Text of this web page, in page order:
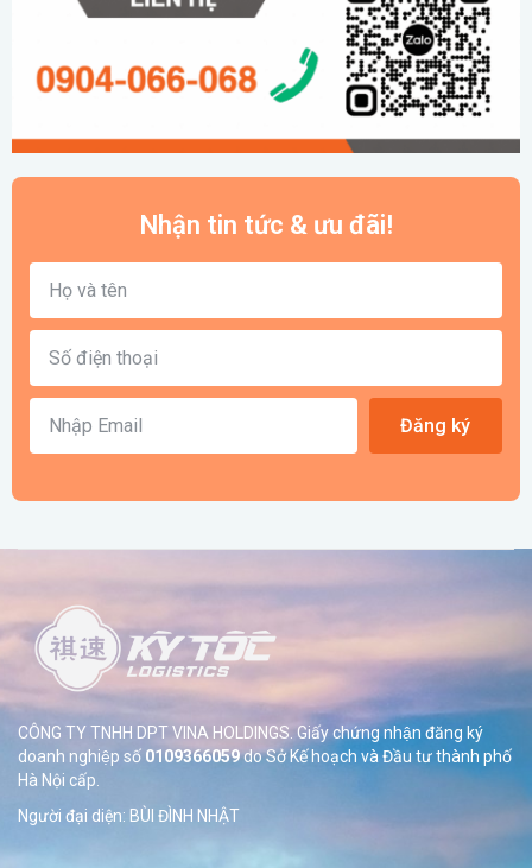
Nhận tin tức & ưu đãi!
Đăng ký
CÔNG TY TNHH DPT VINA HOLDINGS. Giấy chứng nhận đăng ký
doanh nghiệp số 0109366059do SởKế hoạch và Đầu tư thành phố
Hà Nội cấp.
Người đại diện: BÙI ĐÌNH NHẬT